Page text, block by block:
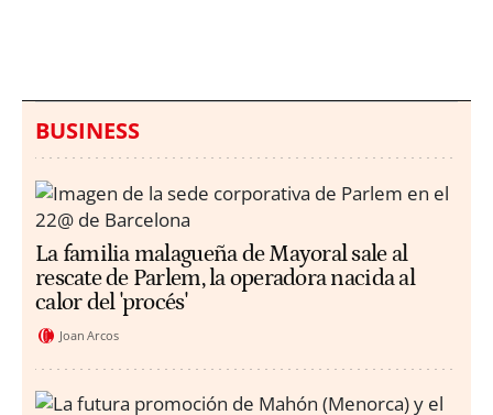
BUSINESS
La familia malagueña de Mayoral sale al
rescate de Parlem, la operadora nacida al
calor del 'procés'
Joan Arcos